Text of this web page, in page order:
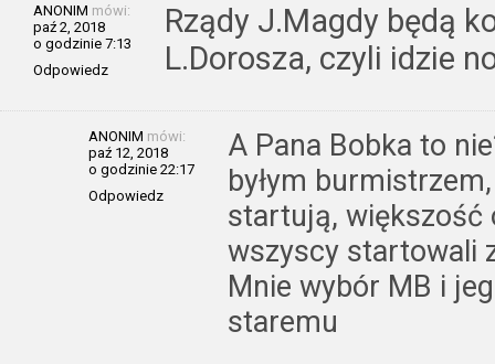
ANONIM mówi:
paź 2, 2018
o godzinie 7:13
Odpowiedz
Rządy J.Magdy będą
L.Dorosza, czyli idzie
ANONIM mówi:
paź 12, 2018
o godzinie 22:17
Odpowiedz
A Pana Bobka to
byłym
startują, większość
wszyscy startowali
Mnie wybór MB i
staremu